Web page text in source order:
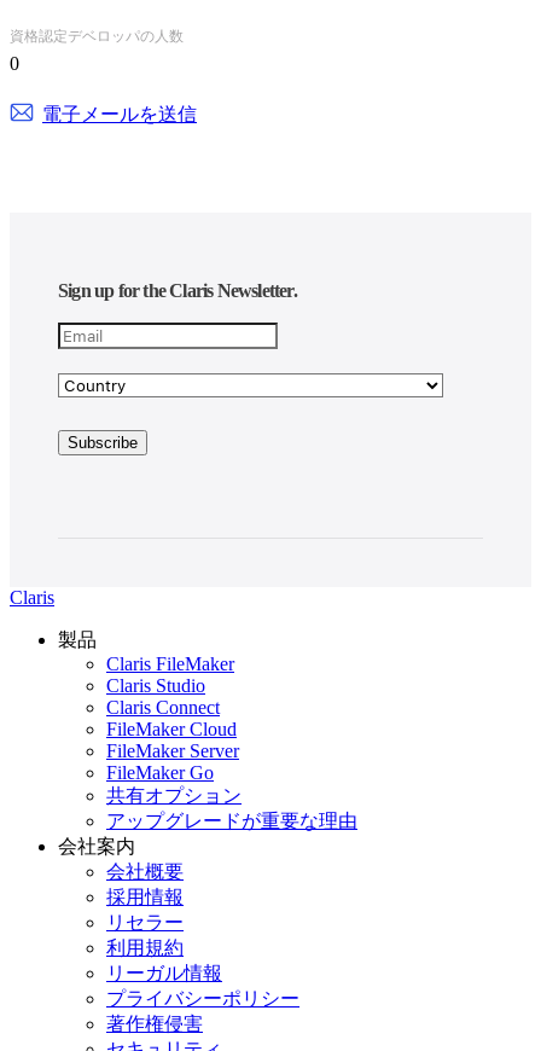
資格認定デベロッパの人数
0
電子メールを送信
Sign up for the Claris Newsletter.
Claris
製品
Claris FileMaker
Claris Studio
Claris Connect
FileMaker Cloud
FileMaker Server
FileMaker Go
共有オプション
アップグレードが重要な理由
会社案内
会社概要
採用情報
リセラー
利用規約
リーガル情報
プライバシーポリシー
著作権侵害